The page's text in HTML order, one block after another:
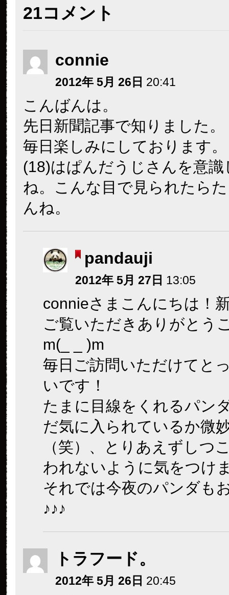
21コメント
connie
2012年 5月 26日 20:41
こんばんは。
先日新聞記事で知りました。
毎日楽しみにしております。
(18)はぱんだうじさんを意
ね。こんな目で見られたら
んね。
pandauji
2012年 5月 27日 13:05
connieさまこんにちは！
ご覧いただきありがとう
m(_ _ )m
毎日ご訪問いただけてと
いです！
たまに目線をくれるパン
だ気に入られているか微
（笑）、とりあえずしつ
われないように気をつけ
それでは今夜のパンダも
♪♪♪
トラフード。
2012年 5月 26日 20:45